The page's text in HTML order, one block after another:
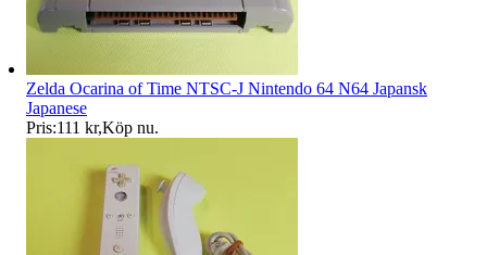
Zelda Ocarina of Time NTSC-J Nintendo 64 N64 Japansk
Japanese
Pris:111 kr,Köp nu.